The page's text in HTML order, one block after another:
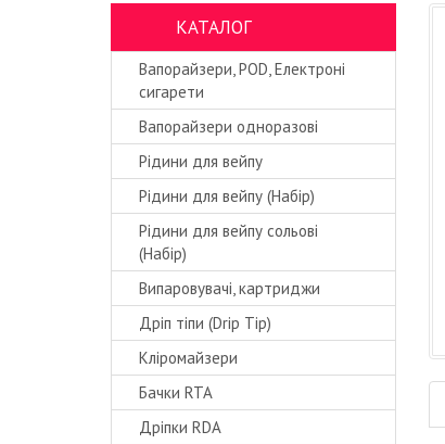
КАТАЛОГ
Вапорайзери, POD, Електроні
сигарети
Вапорайзери одноразові
Рідини для вейпу
Рідини для вейпу (Набір)
Рідини для вейпу сольові
(Набір)
Випаровувачі, картриджи
Дріп тіпи (Drip Tip)
Кліромайзери
Бачки RTA
Дріпки RDA